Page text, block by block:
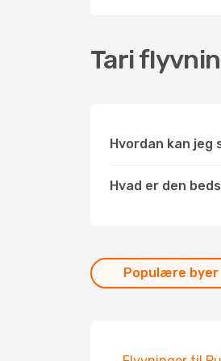
Tari
Hvordan kan jeg
Hvad er den
Populære byer